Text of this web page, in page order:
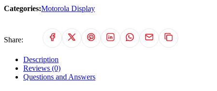
Categories:Motorola Display
Share:
Description
Reviews (0)
Questions and Answers